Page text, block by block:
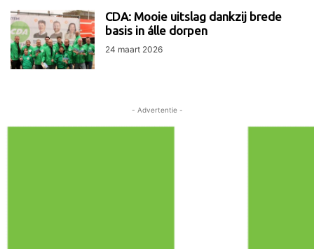
CDA: Mooie uitslag dankzij brede
basis in álle dorpen
24 maart 2026
- Advertentie -